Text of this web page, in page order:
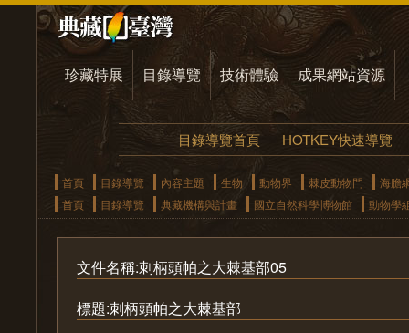
珍藏特展 目錄導覽 技術體驗 成果網站資源
目錄導覽首頁 HOTKEY快速導覽
首頁 目錄導覽 內容主題 生物 動物界 棘皮動物門
海膽
首頁
目錄導覽 典藏機構與計畫 國立自然科學博物館 動物學
文件名稱:刺柄頭帕之大棘基部05
標題:刺柄頭帕之大棘基部